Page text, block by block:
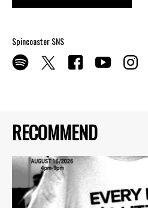
RECOMMEND
Spincoaster SNS